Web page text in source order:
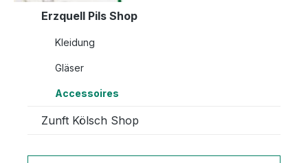
Erzquell Pils Shop
Kleidung
Gläser
Accessoires
Zunft Kölsch Shop